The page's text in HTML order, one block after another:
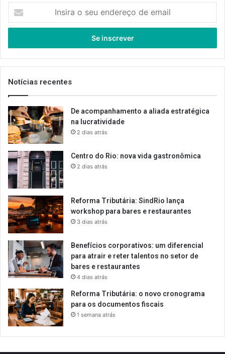
seu
de
email
Notícias recentes
De acompanhamento a aliada estratégica
na lucratividade
2 dias atrás
Centro do Rio: nova vida gastronômica
2 dias atrás
Reforma Tributária: SindRio lança
workshop para bares e restaurantes
3 dias atrás
Benefícios corporativos: um diferencial
para atrair e reter talentos no setor de
bares e restaurantes
4 dias atrás
Reforma Tributária: o novo cronograma
para os documentos fiscais
1 semana atrás